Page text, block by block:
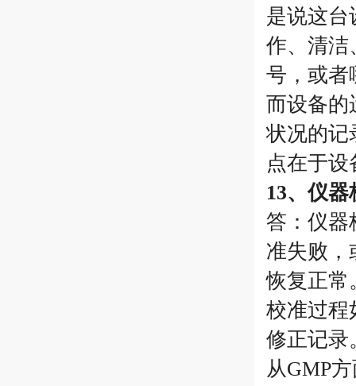
是说这台
作、清
号，或者
而设备的
状况的
点在于
13、仪
答：仪器
准失败，
恢复正常
校准过程
修正记录
从GMP